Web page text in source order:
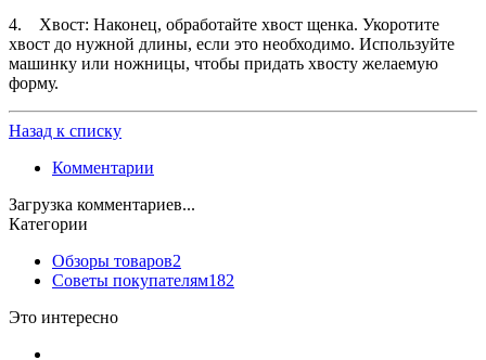
4. Хвост: Наконец, обработайте хвост щенка. Укоротите
хвост до нужной длины, если это необходимо. Используйте
машинку или ножницы, чтобы придать хвосту желаемую
форму.
Назад к списку
Комментарии
Загрузка комментариев...
Категории
Обзоры товаров2
Советы покупателям182
Это интересно